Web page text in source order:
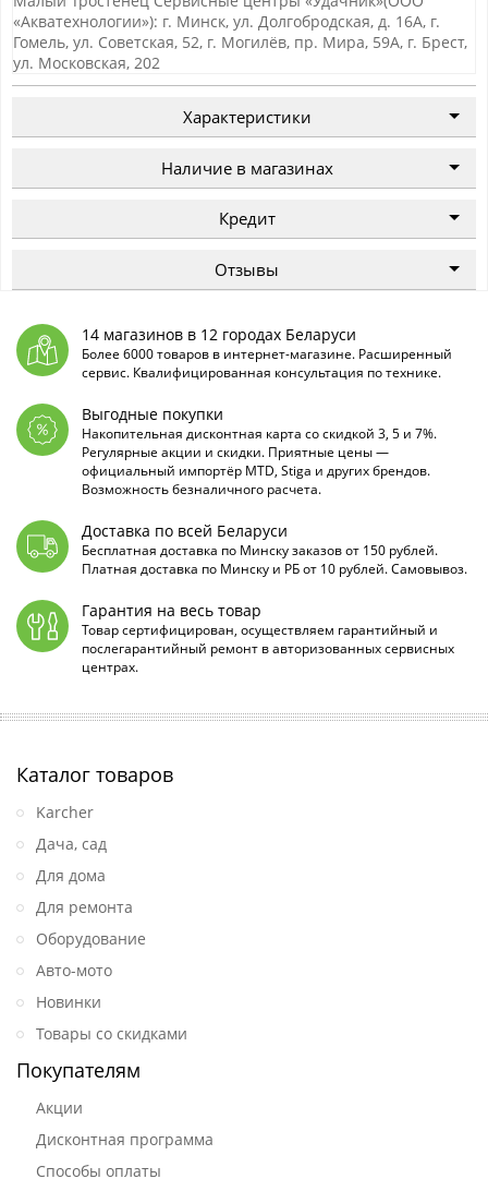
«Акватехнологии»): г. Минск, ул. Долгобродская, д. 16А, г.
Гомель, ул. Советская, 52, г. Могилёв, пр. Мира, 59А, г. Брест,
ул. Московская, 202
Характеристики
Наличие в магазинах
Кредит
Отзывы
14 магазинов в 12 городах Беларуси
Более 6000 товаров в интернет-магазине. Расширенный
сервис. Квалифицированная консультация по технике.
Выгодные покупки
Накопительная дисконтная карта со скидкой 3, 5 и 7%.
Регулярные акции и скидки. Приятные цены —
официальный импортёр MTD, Stiga и других брендов.
Возможность безналичного расчета.
Доставка по всей Беларуси
Бесплатная доставка по Минску заказов от 150 рублей.
Платная доставка по Минску и РБ от 10 рублей. Самовывоз.
Гарантия на весь товар
Товар сертифицирован, осуществляем гарантийный и
послегарантийный ремонт в авторизованных сервисных
центрах.
Каталог товаров
Karcher
Дача, сад
Для дома
Для ремонта
Оборудование
Авто-мото
Новинки
Товары со скидками
Покупателям
Акции
Дисконтная программа
Способы оплаты